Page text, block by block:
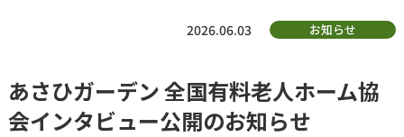
2026.06.03 お知らせ
あさひガーデン 全国有料老人ホーム協
会インタビュー公開のお知らせ